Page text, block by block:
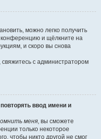
можно легко получить
и щёлкните на
и скоро вы снова
с администратором
ввод имени и
меня, вы сможете
только некоторое
чтобы никто другой не смог